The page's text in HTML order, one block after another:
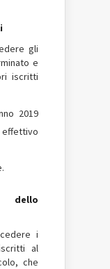
gli
e
iscritti
2019
dello
i
al
che